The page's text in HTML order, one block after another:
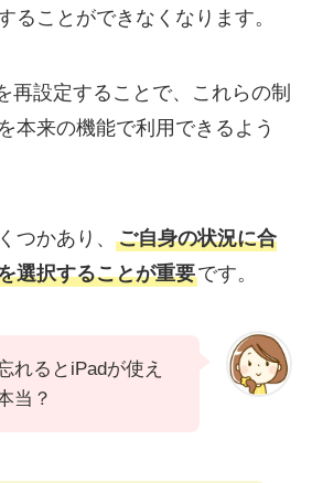
ることができなくなります。
再設定することで、これらの制
本来の機能で利用できるよう
つかあり、
ご自身の状況に合
選択することが重要です。
れるとiPadが使え
当？